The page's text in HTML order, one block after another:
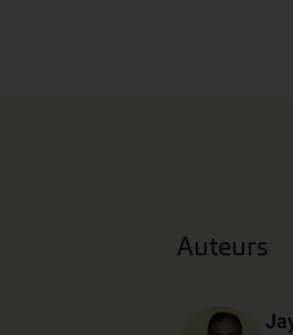
Auteurs